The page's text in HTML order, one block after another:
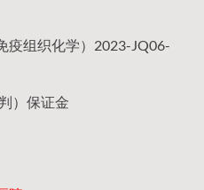
疫组织化学）2023-JQ06-
）保证金